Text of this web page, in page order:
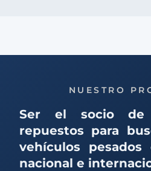
NUESTRO
Ser el socio de
repuestos para
vehículos
nacional e